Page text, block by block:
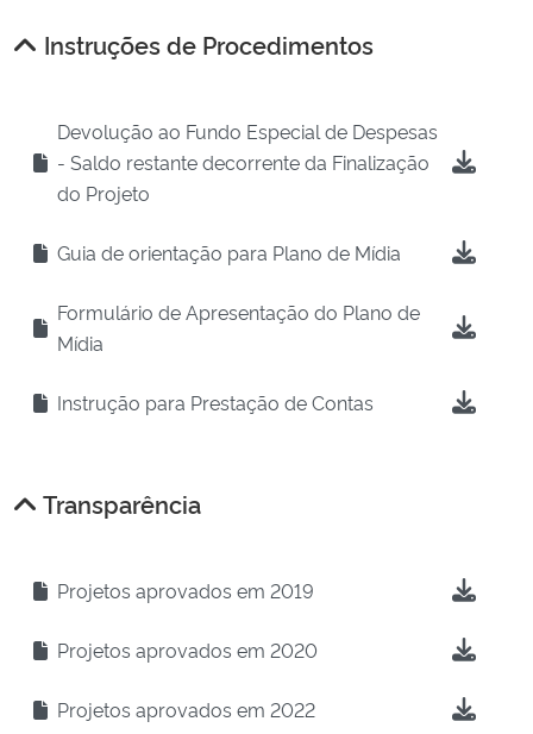
Instruções de Procedimentos
Devolução ao Fundo Especial de Despesas
- Saldo restante decorrente da Finalização
do Projeto
Guia de orientação para Plano de Mídia
Formulário de Apresentação do Plano de
Mídia
Instrução para Prestação de Contas
Transparência
Projetos aprovados em 2019
Projetos aprovados em 2020
Projetos aprovados em 2022